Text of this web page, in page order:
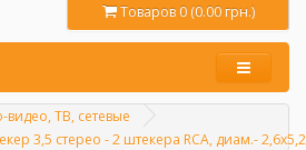
Товаров 0 (0.00 грн.)
ТВ, сетевые
3,5 стерео - 2 штекера RCA, диам.-